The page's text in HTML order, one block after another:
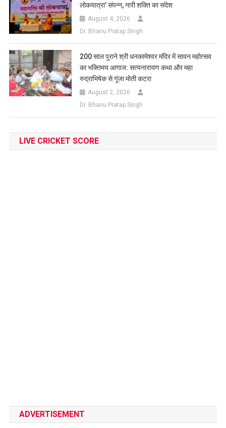
लोकयात्रा’ संपन्न, नारी शक्ति का संदेश
August 4, 2026
Dr. Bhanu Pratap Singh
200 साल पुराने श्री धनकामेश्वर मंदिर में सावन महोत्सव
का भक्तिमय आगाज: सत्यनारायण कथा और महा
रुद्राभिषेक से गूंजा मोती कटरा
August 2, 2026
Dr. Bhanu Pratap Singh
LIVE CRICKET SCORE
ADVERTISEMENT